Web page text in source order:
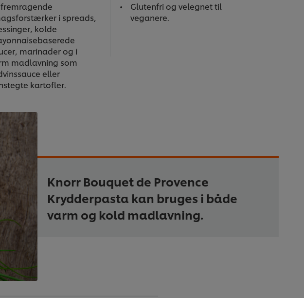
fremragende
i spreads,
kolde
marinader og i
madlavning som
eller
kartofler.
Glutenfri og velegnet til
veganere.
Knorr Bouquet de Provence
Krydderpasta kan bruges i både
varm og kold madlavning.